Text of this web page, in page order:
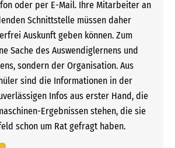
oder per E-Mail. Ihre Mitarbeiter an
Schnittstelle müssen daher
Auskunft geben können. Zum
Sache des Auswendiglernens und
sondern der Organisation. Aus
sind die Informationen in der
Infos aus erster Hand, die
Ergebnissen stehen, die sie
schon um Rat gefragt haben.